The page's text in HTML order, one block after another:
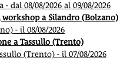
dal 08/08/2026 al 09/08/2026
a Silandro (Bolzano)
- il 08/08/2026
a Tassullo (Trento)
(Trento) - il 07/08/2026